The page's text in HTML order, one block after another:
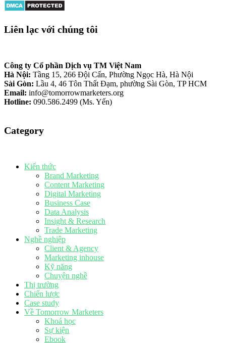
Liên lạc với chúng tôi
Công ty Cổ phần Dịch vụ TM Việt Nam
Hà Nội: Tầng 15, 266 Đội Cấn, Phường Ngọc Hà, Hà Nội
Sài Gòn: Lầu 4, 46 Tôn Thất Đạm, phường Sài Gòn, TP HCM
Email: info@tomorrowmarketers.org
Hotline: 090.586.2499 (Ms. Yến)
Category
Kiến thức
Brand Marketing
Content Marketing
Digital Marketing
Business Case
Data Analysis
Insight & Research
Trade Marketing
Nghề nghiệp
Client & Agency
Marketing inhouse
Kỹ năng
Chuyện nghề
Thị trường
Chiến lược
Case study
Về Tomorrow Marketers
Khoá học
Sự kiện
Ebook